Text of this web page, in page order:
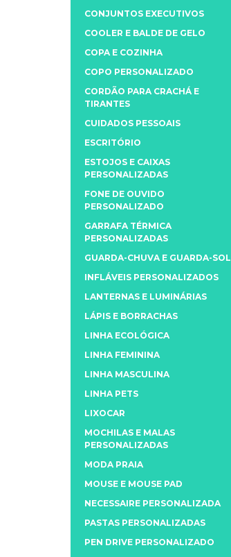
CONJUNTOS EXECUTIVOS
COOLER E BALDE DE GELO
COPA E COZINHA
COPO PERSONALIZADO
CORDÃO PARA CRACHÁ E
TIRANTES
CUIDADOS PESSOAIS
ESCRITÓRIO
ESTOJOS E CAIXAS
PERSONALIZADAS
FONE DE OUVIDO
PERSONALIZADO
GARRAFA TÉRMICA
PERSONALIZADAS
GUARDA-CHUVA E GUARDA-SOL
INFLÁVEIS PERSONALIZADOS
LANTERNAS E LUMINÁRIAS
LÁPIS E BORRACHAS
LINHA ECOLÓGICA
LINHA FEMININA
LINHA MASCULINA
LINHA PETS
LIXOCAR
MOCHILAS E MALAS
PERSONALIZADAS
MODA PRAIA
MOUSE E MOUSE PAD
NECESSAIRE PERSONALIZADA
PASTAS PERSONALIZADAS
PEN DRIVE PERSONALIZADO